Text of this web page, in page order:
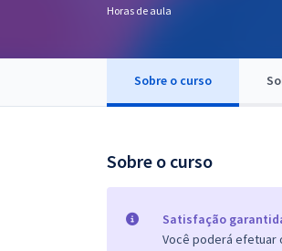
OAB
Questões grátis
Conteúdo gratuito
Horas de aula
Sobre o curso
Sobre o curso
Satisfação
Você poderá efetuar